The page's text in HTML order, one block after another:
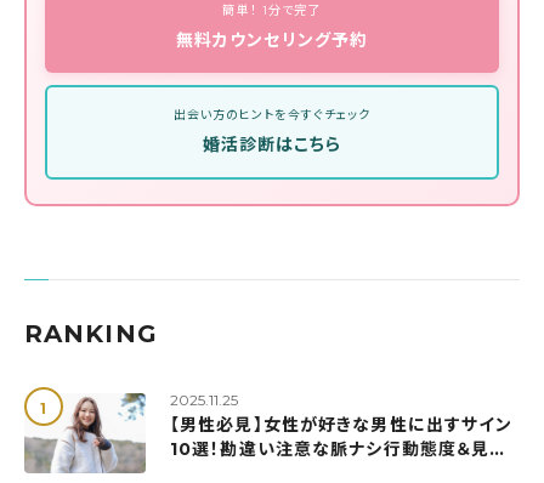
簡単！ 1分で完了
無料カウンセリング予約
出会い方のヒントを今すぐチェック
婚活診断はこちら
RANKING
2025.11.25
【男性必見】女性が好きな男性に出すサイン
10選！勘違い注意な脈ナシ行動態度＆見極